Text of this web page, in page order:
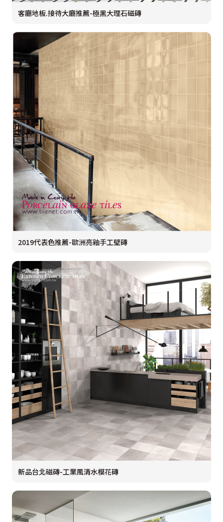
客廳地板.接待大廳推薦-極黑大理石磁磚
2019代表色推薦-歐洲亮釉手工壁磚
新品台北磁磚-工業風清水模花磚